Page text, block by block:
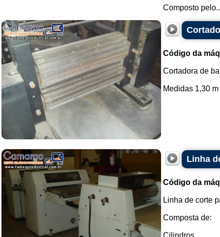
Composto
Código da
Cortadora de
Medidas 1,30
Linha
Código da
Linha de corte
Composta de:
Cilindros.